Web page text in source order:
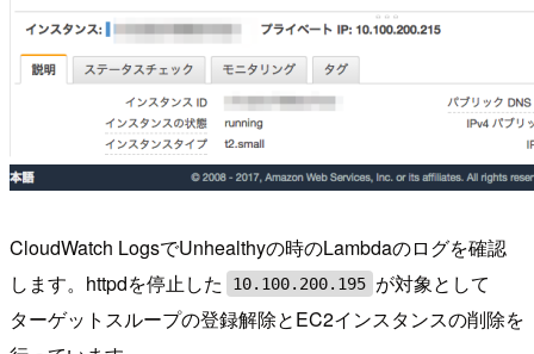
CloudWatch LogsでUnhealthyの時のLambdaのログを確認
します。httpdを停止した
10.100.200.195 が対象として
ターゲットスループの登録解除とEC2インスタンスの削除を